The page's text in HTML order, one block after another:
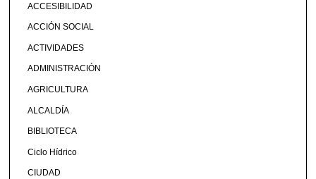
ACCESIBILIDAD
ACCIÓN SOCIAL
ACTIVIDADES
ADMINISTRACIÓN
AGRICULTURA
ALCALDÍA
BIBLIOTECA
Ciclo Hídrico
CIUDAD